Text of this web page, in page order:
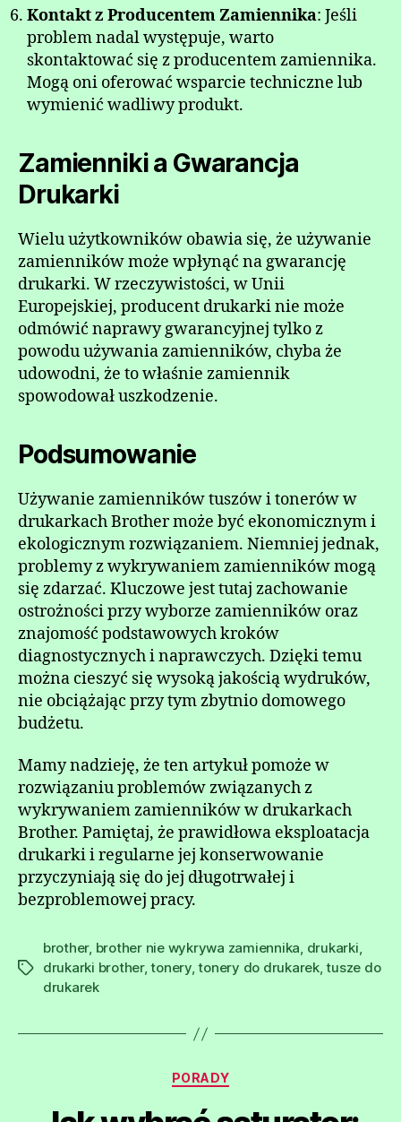
Kontakt z Producentem Zamiennika: Jeśli
problem nadal występuje, warto
skontaktować się z producentem zamiennika.
Mogą oni oferować wsparcie techniczne lub
wymienić wadliwy produkt.
Zamienniki a Gwarancja
Drukarki
Wielu użytkowników obawia się, że używanie
zamienników może wpłynąć na gwarancję
drukarki. W rzeczywistości, w Unii
Europejskiej, producent drukarki nie może
odmówić naprawy gwarancyjnej tylko z
powodu używania zamienników, chyba że
udowodni, że to właśnie zamiennik
spowodował uszkodzenie.
Podsumowanie
Używanie zamienników tuszów i tonerów w
drukarkach Brother może być ekonomicznym i
ekologicznym rozwiązaniem. Niemniej jednak,
problemy z wykrywaniem zamienników mogą
się zdarzać. Kluczowe jest tutaj zachowanie
ostrożności przy wyborze zamienników oraz
znajomość podstawowych kroków
diagnostycznych i naprawczych. Dzięki temu
można cieszyć się wysoką jakością wydruków,
nie obciążając przy tym zbytnio domowego
budżetu.
Mamy nadzieję, że ten artykuł pomoże w
rozwiązaniu problemów związanych z
wykrywaniem zamienników w drukarkach
Brother. Pamiętaj, że prawidłowa eksploatacja
drukarki i regularne jej konserwowanie
przyczyniają się do jej długotrwałej i
bezproblemowej pracy.
Tagi
brother, brother nie wykrywa zamiennika, drukarki,
drukarki brother,tonery,tonery do drukarek,tusze do
drukarek
Kategorie
PORADY